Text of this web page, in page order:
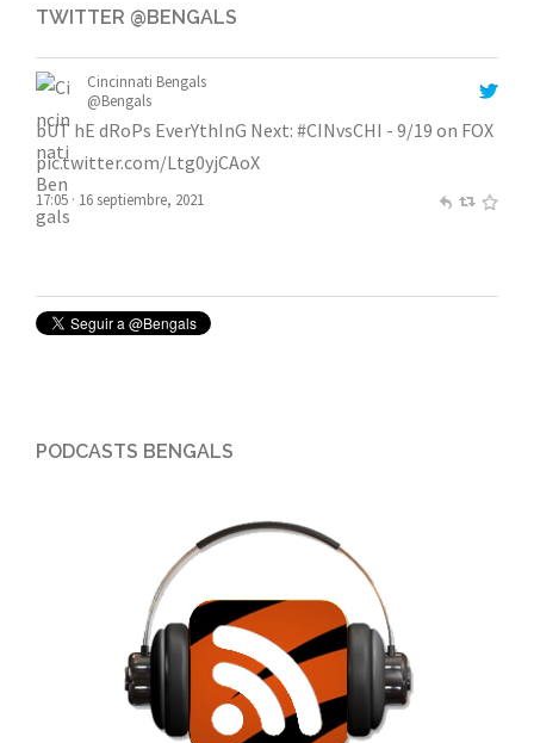
TWITTER @BENGALS
Cincinnati Bengals
@Bengals
bUT hE dRoPs EverYthInG Next: #CINvsCHI - 9/19 on FOX
pic.twitter.com/Ltg0yjCAoX
17:05 · 16 septiembre, 2021
PODCASTS BENGALS